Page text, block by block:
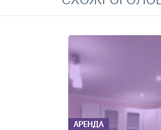
Средние цены на долгосрочную
комнат
АРЕНДА